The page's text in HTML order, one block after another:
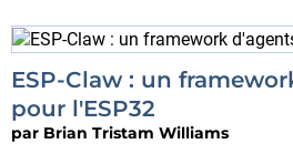
ESP-Claw : un
pour l'ESP32
par Brian Tristam Williams